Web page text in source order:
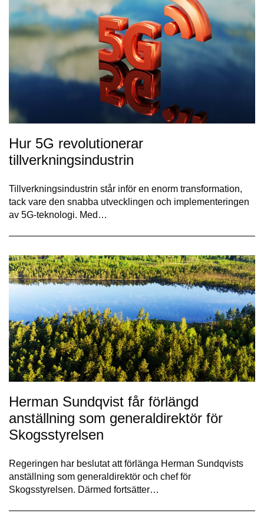
Hur 5G revolutionerar
tillverkningsindustrin
Tillverkningsindustrin står inför en enorm transformation,
tack vare den snabba utvecklingen och implementeringen
av 5G-teknologi. Med…
Herman Sundqvist får förlängd
anställning som generaldirektör för
Skogsstyrelsen
Regeringen har beslutat att förlänga Herman Sundqvists
anställning som generaldirektör och chef för
Skogsstyrelsen. Därmed fortsätter…